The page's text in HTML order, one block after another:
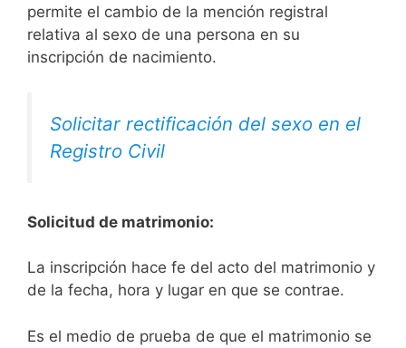
permite el cambio de la mención registral
relativa al sexo de una persona en su
inscripción de nacimiento.
Solicitar rectificación del sexo en el
Registro Civil
Solicitud de matrimonio:
La inscripción hace fe del acto del matrimonio y
de la fecha, hora y lugar en que se contrae.
Es el medio de prueba de que el matrimonio se